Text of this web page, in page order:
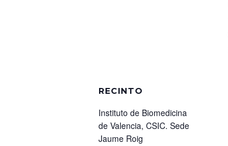
RECINTO
Instituto de Biomedicina
de Valencia, CSIC. Sede
Jaume Roig